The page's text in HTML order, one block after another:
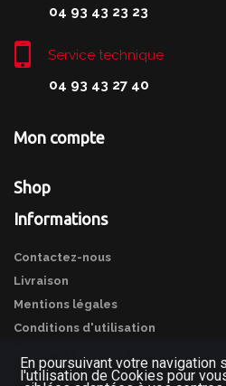
04 93 43 23 23
Service technique
04 93 43 27 40
Mon compte
Shop
Informations
Contactez-nous
Livraison
Mentions légales
Conditions d'utilisation
En poursuivant votre navigation
l'utilisation de Cookies pour